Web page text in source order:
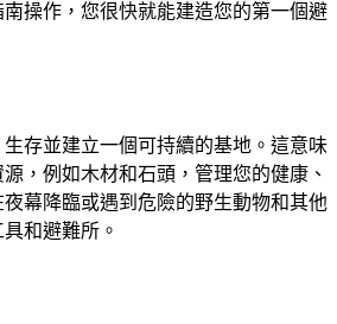
操作，您很快就能建造您的第一個避
存並建立一個可持續的基地。這意味
，例如木材和石頭，管理您的健康、
幕降臨或遇到危險的野生動物和其他
和避難所。